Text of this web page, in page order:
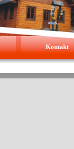
Kontakt